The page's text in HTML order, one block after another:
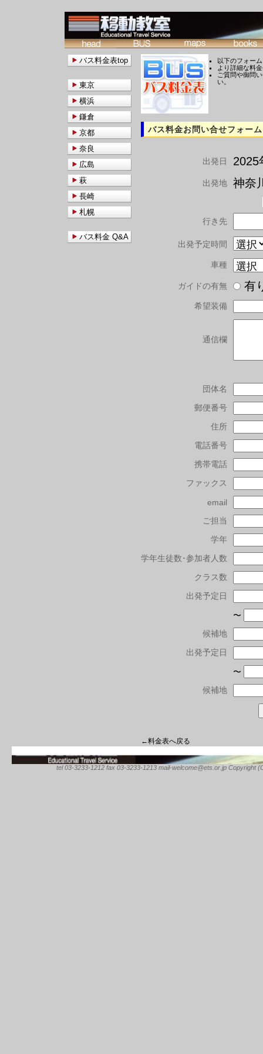
以下のフォー
より詳細な料
ご質問や御問
い。
バス料金お問い合せフォーム
出発日 2025
出発地 神奈
行き先
出発予定時間
車種
ガイドの有無
希望装備
通信欄
団体名
郵便番号
住所
電話番号
携帯電話
ファックス
email
ご担当
学年
学年生徒数･参加者人数
クラス数
出発予定日
〜
候補地
出発予定日
〜
候補地
←料金表へ戻る
バス料金表top
東京
横浜
鎌倉
京都
奈良
広島
萩
長崎
札幌
バス料金 Q&A
tel 03-3233-1212 fax 03-3233-1213 mail-welcome@ets.or.jp Copyright